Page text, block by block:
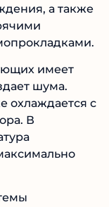
а также
имеет
шума.
охлаждается с
В